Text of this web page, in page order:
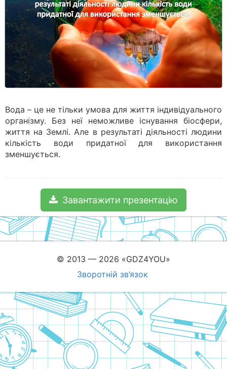
Вода – це не тільки умова для життя індивідуального
організму. Без неї неможливе існування біосфери,
життя на Землі. Але в результаті діяльності людини
кількість води придатної для використання
зменшується.
Завантажити презентацію
© 2013 — 2026 «GDZ4YOU»
Зворотній зв’язок